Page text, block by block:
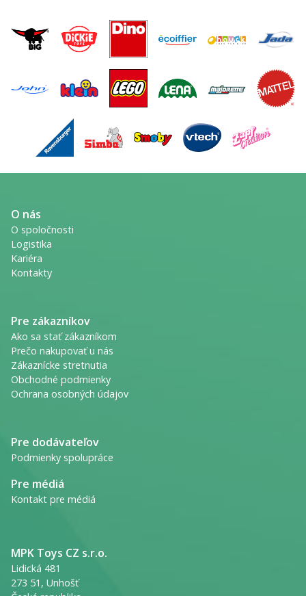
O nás
O spoločnosti
Logistika
Kariéra
Kontakty
Pre zákazníkov
Ako sa stať zákazníkom
Prečo nakupovať u nás
Zákaznícke stretnutia
Obchodné podmienky
Ochrana osobných údajov
Pre dodávateľov
Podmienky spolupráce
Pre médiá
Kontakt pre médiá
MPK Toys CZ s.r.o.
Lidická 481
273 51, Unhošť